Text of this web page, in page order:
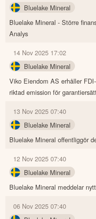
Bluelake Mineral
Bluelake Mineral - Större
Analys
14 Nov 2025 17:02
Bluelake Mineral
Viko Eiendom AS erhåller
riktad emission för
13 Nov 2025 07:40
Bluelake Mineral
Bluelake Mineral offentliggör
12 Nov 2025 07:40
Bluelake Mineral
Bluelake Mineral meddelar
06 Nov 2025 07:40